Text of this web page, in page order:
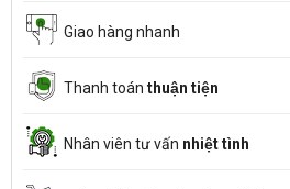
Giao hàng nhanh
Thanh toán thuận tiện
Nhân viên tư vấn nhiệt tình